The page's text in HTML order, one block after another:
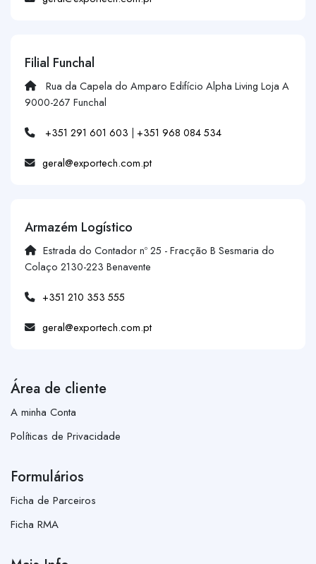
Filial Funchal
Rua da Capela do Amparo Edifício Alpha Living Loja A
9000-267 Funchal
+351 291 601 603 | +351 968 084 534
geral@exportech.com.pt
Armazém Logístico
Estrada do Contador nº 25 - Fracção B Sesmaria do
Colaço 2130-223 Benavente
+351 210 353 555
geral@exportech.com.pt
Área de cliente
A minha Conta
Políticas de Privacidade
Formulários
Ficha de Parceiros
Ficha RMA